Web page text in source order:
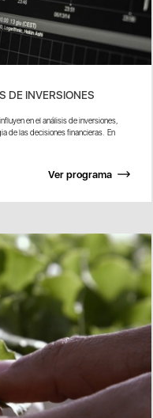
DE INVERSIONES
en el análisis de inversiones,
de las decisiones financieras. En
Ver programa